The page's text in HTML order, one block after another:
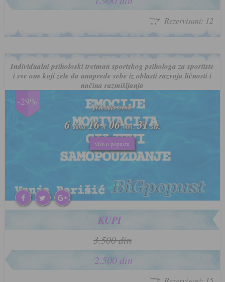
Rezervisani: 12
Individualni psiholoski tretman sportskog psihologa za sportiste
i sve one koji zele da unaprede sebe iz oblasti razvoja ličnosti i
načina razmišljanja
-29%
preostalo vreme
6dana 16h 06min. 28sek.
više o popustu
preostalo vreme
6dana 16h 06min. 28sek.
više o popustu
KUPI
3.500 din
2.500 din